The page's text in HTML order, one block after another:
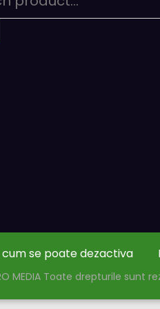
cum se poate dezactiva
MEDIA Toate drepturile sunt